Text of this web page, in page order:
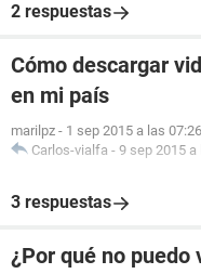
2 respuestas
Cómo descargar
en mi país
marilpz - 1 sep 2015 a las 07:26
Carlos-vialfa - 9 sep 2015 a
3 respuestas
¿Por qué no puedo